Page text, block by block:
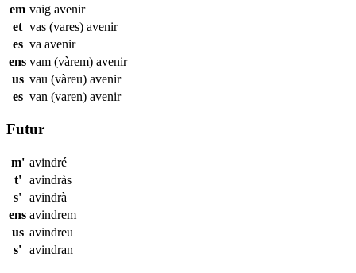
em vaig avenir
et vas (vares) avenir
es va avenir
ens vam (vàrem) avenir
us vau (vàreu) avenir
es van (varen) avenir
Futur
m' avindré
t'
avindràs
s' avindrà
ens avindrem
us avindreu
s' avindran